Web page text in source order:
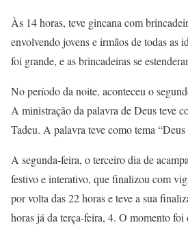
Às 14 horas, teve gincana com
envolvendo jovens e irmãos de todas as
foi grande, e as brincadeiras se
No período da noite, aconteceu o
A ministração da palavra de Deus teve
Tadeu. A palavra teve como tema “Deus
A segunda-feira, o terceiro dia de
festivo e interativo, que finalizou com
por volta das 22 horas e teve a sua
horas já da terça-feira, 4. O momento foi